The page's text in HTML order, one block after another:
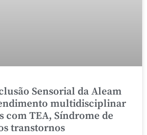
Sensorial da Aleam
multidisciplinar
com TEA, Síndrome de
transtornos